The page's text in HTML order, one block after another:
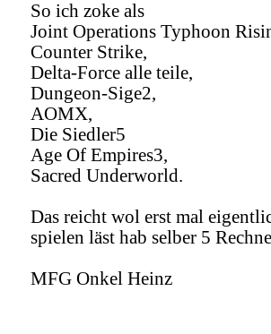
So ich zoke als
Joint Operations Typhoon
Counter Strike,
Delta-Force alle teile,
Dungeon-Sige2,
AOMX,
Die Siedler5
Age Of Empires3,
Sacred Underworld.
Das reicht wol erst mal
spielen läst hab selber 5
MFG Onkel Heinz